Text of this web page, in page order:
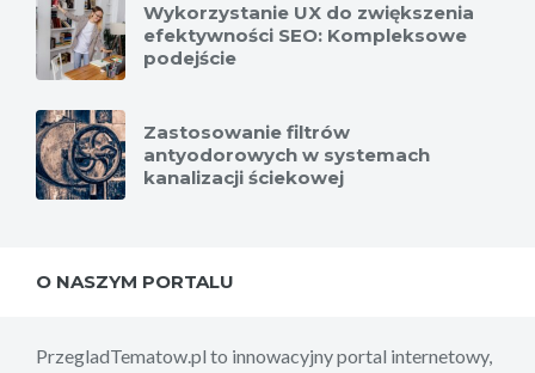
Wykorzystanie UX do zwiększenia
efektywności SEO: Kompleksowe
podejście
Zastosowanie filtrów
antyodorowych w systemach
kanalizacji ściekowej
O NASZYM PORTALU
PrzegladTematow.pl to innowacyjny portal internetowy,